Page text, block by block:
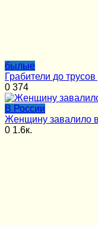
былые
Грабители до
0 374
В России
Женщину завалило
0 1.6к.